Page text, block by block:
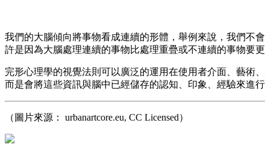
我們的大腦傾向將事物看成連續的形體，舉例來說，我們不
許是因為大腦處理連續的事物比處理重疊或不連續的事物要更
完形心理學的視覺法則可以廣泛的運用在使用者介面、藝術
而是會將這些資訊與腦中已經儲存的認知、印象、經驗來進
（圖片來源： urbanartcore.eu, CC Licensed）